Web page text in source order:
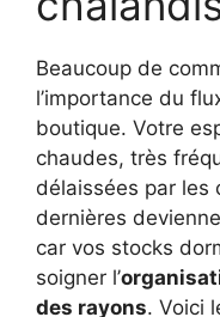
Beaucoup de
l’importance du
boutique. Votre
chaudes, très
délaissées par les
dernières
car vos stocks
soigner l’
des rayons. Voici